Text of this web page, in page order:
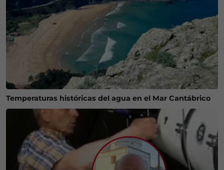
Temperaturas históricas del agua en el Mar Cantábrico